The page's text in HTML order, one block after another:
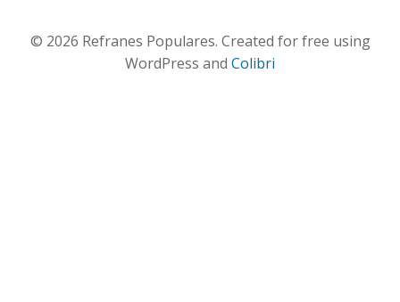
© 2026 Refranes Populares. Created for free using
WordPress and Colibri